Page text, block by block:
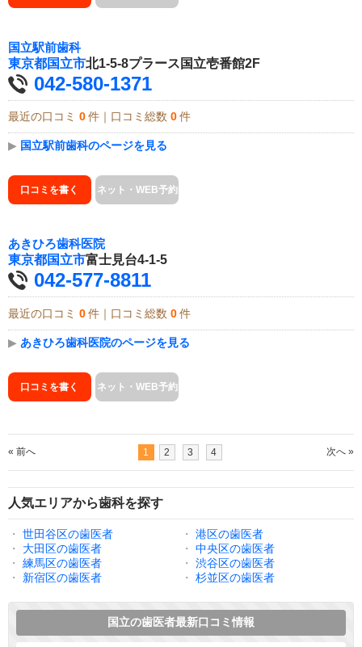
国立駅前歯科
東京都国立市北1-5-8プラース国立壱番館2F
042-580-1371
最近の口コミ 0 件｜口コミ総数 0 件
▶ 国立駅前歯科のページを見る
口コミを書く ネット・WEB予約
あきひろ歯科医院
東京都国立市富士見台4-1-5
042-577-8811
最近の口コミ 0 件｜口コミ総数 0 件
▶ あきひろ歯科医院のページを見る
口コミを書く ネット・WEB予約
« 前へ 1 2 3 4 次へ »
人気エリアから歯科を探す
・ 世田谷区の歯医者 ・
港区の歯医者
・
大田区の歯医者 ・
中央区の歯医者
・
練馬区の歯医者 ・
渋谷区の歯医者
・
新宿区の歯医者 ・ 杉並区の歯医者
国立の歯医者最新口コミ情報